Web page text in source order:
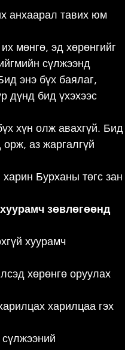
анхаарал тавих юм
мөнгө, эд хөрөнгийг
сүлжээнд
энэ бүх баялаг,
дүнд бид үхэхээс
хүн олж авахгүй. Бид
аз жаргалгүй
Бурханы төгс зан
зөвлөгөөнд
хуурамч
хөрөнгө оруулах
харилцаа гэх